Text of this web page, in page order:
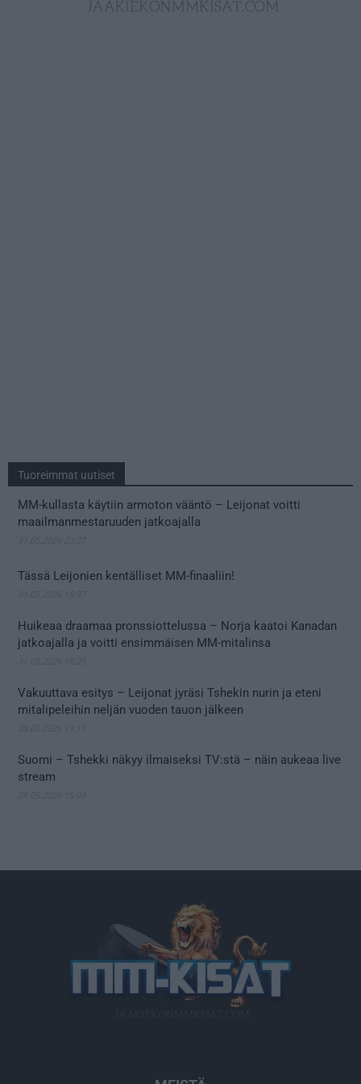
Tuoreimmat uutiset
MM-kullasta käytiin armoton vääntö – Leijonat voitti
maailmanmestaruuden jatkoajalla
Tässä Leijonien kentälliset MM-finaaliin!
Huikeaa draamaa pronssiottelussa – Norja kaatoi Kanadan
jatkoajalla ja voitti ensimmäisen MM-mitalinsa
Vakuuttava esitys – Leijonat jyräsi Tshekin nurin ja eteni
mitalipeleihin neljän vuoden tauon jälkeen
Suomi – Tshekki näkyy ilmaiseksi TV:stä – näin aukeaa live
stream